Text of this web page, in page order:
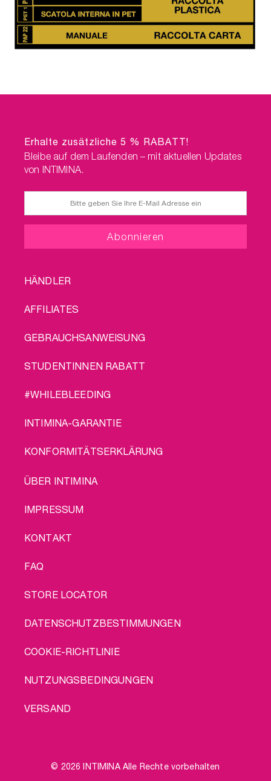
Erhalte zusätzliche 5 % RABATT!
Bleibe auf dem Laufenden – mit aktuellen Updates
von INTIMINA.
FOOTER
HÄNDLER
AFFILIATES
GEBRAUCHSANWEISUNG
STUDENTINNEN RABATT
#WHILEBLEEDING
INTIMINA-GARANTIE
KONFORMITÄTSERKLÄRUNG
LEGAL
ÜBER INTIMINA
IMPRESSUM
KONTAKT
FAQ
STORE LOCATOR
DATENSCHUTZBESTIMMUNGEN
COOKIE-RICHTLINIE
NUTZUNGSBEDINGUNGEN
VERSAND
© 2026 INTIMINA Alle Rechte vorbehalten